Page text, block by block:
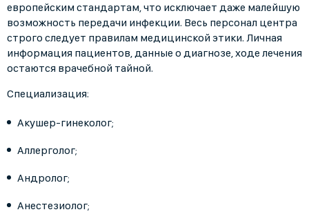
европейским стандартам, что исключает даже малейшую
возможность передачи инфекции. Весь персонал центра
строго следует правилам медицинской этики. Личная
информация пациентов, данные о диагнозе, ходе лечения
остаются врачебной тайной.
Специализация:
Акушер-гинеколог;
Аллерголог;
Андролог;
Анестезиолог;